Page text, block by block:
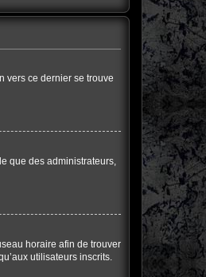
vers ce dernier se trouve
que des administrateurs,
horaire afin de trouver
utilisateurs inscrits.